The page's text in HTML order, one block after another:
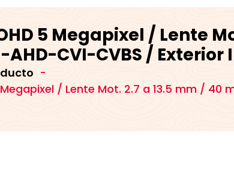
5 Megapixel / Lente
AHD-CVI-CVBS / Exterior
-
Megapixel / Lente Mot. 2.7 a 13.5 mm / 40